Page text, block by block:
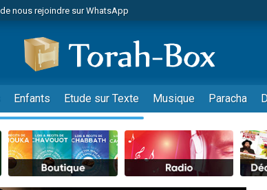
nous rejoindre sur WhatsApp
son Maasser
de faire un don pour 5 jours de vacances aux Orphelins
de faire un don pour Diane, 80 ans, dans un appartement
de demander une bénédiction
nous rejoindre sur WhatsApp
de faire un don pour Sauvez la jambe de Yohan
étudier en groupe sur Zoom
Enfants Etude sur Texte Musique Paracha